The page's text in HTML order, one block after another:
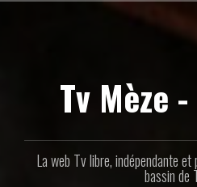
Tv Mèze
La web Tv libre, indépendante
bassin de